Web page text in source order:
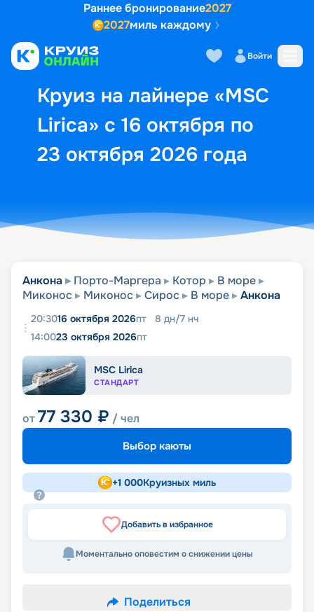
Раннее бронирование2027
2027миль каждому
Войти
Круиз на лайнере «MSC
Lirica» с 16 октября по
23 октября 2026 года
Выбор кают Маршрут и
Анкона Порто-Маргера Котор
В море
Миконос
Миконос Сирос В море Анкона
20:3016 октября 2026пт 8 дн/7 нч
14:0023 октября 2026пт
MSC Lirica
СТАНДАРТ
от77 330 ₽ / чел
Выбор каюты
+1 000Круизных миль
Добавить в избранное
Моментально оповестим о снижении цены
Поделиться